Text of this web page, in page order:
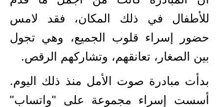
للأطفال في ذلك المكان، فقد لامس
حضور إسراء قلوب الجميع، وهي تجول
بين الصغار، تعانقهم، وتشاركهم الرقص.
بدأت مبادرة صوت الأمل منذ ذلك اليوم.
أسست إسراء مجموعة على "واتساب"